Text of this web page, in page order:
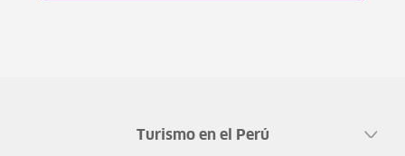
Turismo en el Perú